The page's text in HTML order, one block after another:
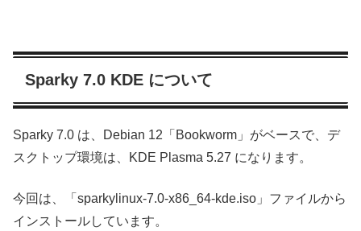
Sparky 7.0 KDE について
Sparky 7.0 は、Debian 12「Bookworm」がベースで、デ
スクトップ環境は、KDE Plasma 5.27 になります。
今回は、「sparkylinux-7.0-x86_64-kde.iso」ファイルから
インストールしています。